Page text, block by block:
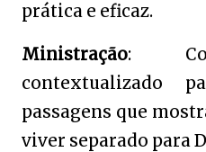
prática e eficaz.
Ministração:
contextualizado
passagens que
viver separado para